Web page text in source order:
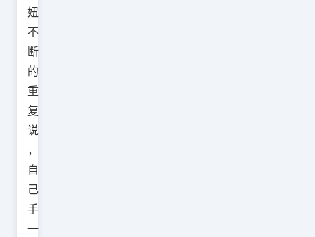
妞
不
断
的
重
复
说
，
自
己
手
一